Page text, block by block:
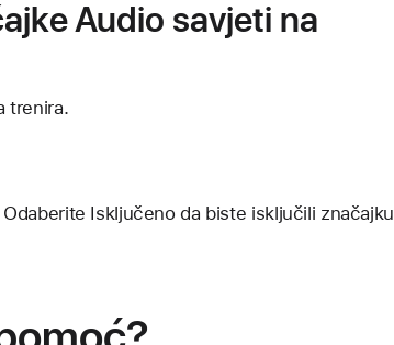
Audio savjeti na
trenira.
Isključeno da biste isključili značajku